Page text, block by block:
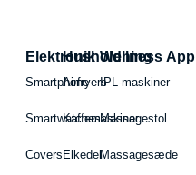
Elektronik
Smartphone
Smartwatches
Covers
Husholdning
Airfryers
Kaffemaskiner
Elkedel
Wellness App
IPL-maskiner
Massagestol
Massagesæde